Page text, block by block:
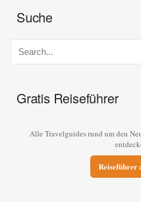
Suche
Gratis Reiseführer
Alle Travelguides rund um den
Reiseführer